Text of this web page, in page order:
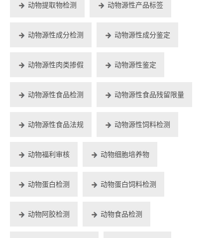
动物提取物检测 动物源性产品标签
动物源性成分检测 动物源性成分鉴定
动物源性肉类掺假 动物源性鉴定
动物源性食品检测 动物源性食品残留限量
动物源性食品法规 动物源性饲料检测
动物福利审核 动物细胞培养物
动物蛋白检测 动物蛋白饲料检测
动物阿胶检测 动物食品检测